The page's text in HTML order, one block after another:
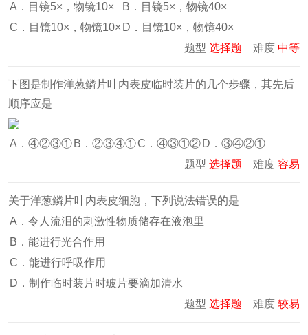
A．目镜5×，物镜10×
B．目镜5×，物镜40×
C．目镜10×，物镜10× D．目镜10×，物镜40×
题型 选择题 难度 中等
下图是制作洋葱鳞片叶内表皮临时装片的几个步骤，其先后
顺序应是
A．④②③① B．②③④①C．④③①② D．③④②①
题型 选择题 难度 容易
关于洋葱鳞片叶内表皮细胞，下列说法错误的是
A．令人流泪的刺激性物质储存在液泡里
B．能进行光合作用
C．能进行呼吸作用
D．制作临时装片时玻片要滴加清水
题型 选择题 难度 较易